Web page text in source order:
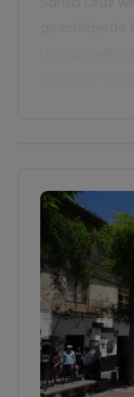
gegeven.
mee op het